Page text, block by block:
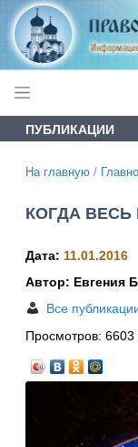
ПУБЛИКАЦИИ
На главную /
КОГДА
Дата: 11.01.2016
Автор: Евгения
Все
Просмотров: 6603